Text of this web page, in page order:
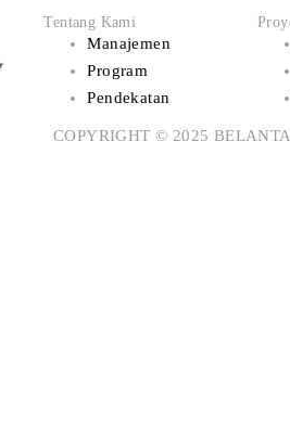
Tentang Kami
Manajemen
Program
Pendekatan
COPYRIGHT © 2025